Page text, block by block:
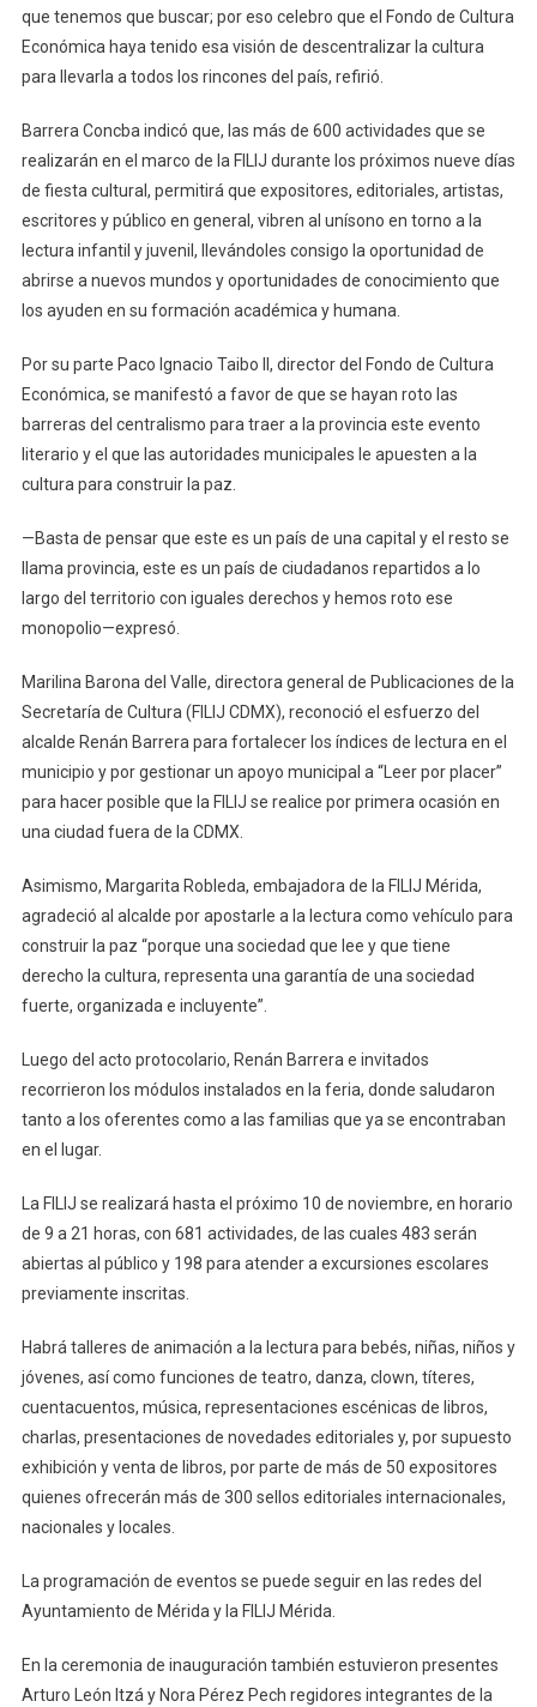
que tenemos que buscar; por eso celebro que el Fondo de Cultura
Económica haya tenido esa visión de descentralizar la cultura
para llevarla a todos los rincones del país, refirió.
Barrera Concba indicó que, las más de 600 actividades que se
realizarán en el marco de la FILIJ durante los próximos nueve días
de fiesta cultural, permitirá que expositores, editoriales, artistas,
escritores y público en general, vibren al unísono en torno a la
lectura infantil y juvenil, llevándoles consigo la oportunidad de
abrirse a nuevos mundos y oportunidades de conocimiento que
los ayuden en su formación académica y humana.
Por su parte Paco Ignacio Taibo II, director del Fondo de Cultura
Económica, se manifestó a favor de que se hayan roto las
barreras del centralismo para traer a la provincia este evento
literario y el que las autoridades municipales le apuesten a la
cultura para construir la paz.
—Basta de pensar que este es un país de una capital y el resto se
llama provincia, este es un país de ciudadanos repartidos a lo
largo del territorio con iguales derechos y hemos roto ese
monopolio—expresó.
Marilina Barona del Valle, directora general de Publicaciones de la
Secretaría de Cultura (FILIJ CDMX), reconoció el esfuerzo del
alcalde Renán Barrera para fortalecer los índices de lectura en el
municipio y por gestionar un apoyo municipal a “Leer por placer”
para hacer posible que la FILIJ se realice por primera ocasión en
una ciudad fuera de la CDMX.
Asimismo, Margarita Robleda, embajadora de la FILIJ Mérida,
agradeció al alcalde por apostarle a la lectura como vehículo para
construir la paz “porque una sociedad que lee y que tiene
derecho la cultura, representa una garantía de una sociedad
fuerte, organizada e incluyente”.
Luego del acto protocolario, Renán Barrera e invitados
recorrieron los módulos instalados en la feria, donde saludaron
tanto a los oferentes como a las familias que ya se encontraban
en el lugar.
La FILIJ se realizará hasta el próximo 10 de noviembre, en horario
de 9 a 21 horas, con 681 actividades, de las cuales 483 serán
abiertas al público y 198 para atender a excursiones escolares
previamente inscritas.
Habrá talleres de animación a la lectura para bebés, niñas, niños y
jóvenes, así como funciones de teatro, danza, clown, títeres,
cuentacuentos, música, representaciones escénicas de libros,
charlas, presentaciones de novedades editoriales y, por supuesto
exhibición y venta de libros, por parte de más de 50 expositores
quienes ofrecerán más de 300 sellos editoriales internacionales,
nacionales y locales.
La programación de eventos se puede seguir en las redes del
Ayuntamiento de Mérida y la FILIJ Mérida.
En la ceremonia de inauguración también estuvieron presentes
Arturo León Itzá y Nora Pérez Pech regidores integrantes de la